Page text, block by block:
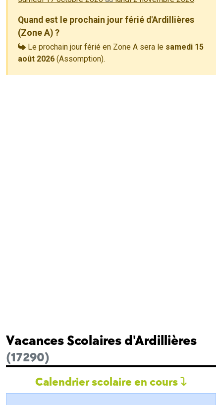
Quand est le prochain jour férié d'Ardillières
(Zone A) ?
Le prochain jour férié en Zone A sera le samedi 15
août 2026 (Assomption).
Vacances Scolaires d'Ardillières
(17290)
Calendrier scolaire en cours